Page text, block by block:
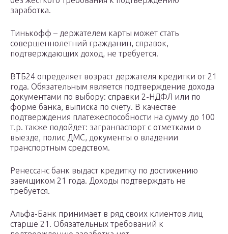
заработка.
Тинькофф – держателем карты может стать
совершеннолетний гражданин, справок,
подтверждающих доход, не требуется.
ВТБ24 определяет возраст держателя кредитки от 21
года. Обязательным является подтверждение дохода
документами по выбору: справки 2-НДФЛ или по
форме банка, выписка по счету. В качестве
подтверждения платежеспособности на сумму до 100
т.р. также подойдет: загранпаспорт с отметками о
выезде, полис ДМС, документы о владении
транспортным средством.
Ренессанс банк выдаст кредитку по достижению
заемщиком 21 года. Доходы подтверждать не
требуется.
Альфа-Банк принимает в ряд своих клиентов лиц
старше 21. Обязательных требований к